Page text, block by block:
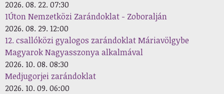
2026. 08. 22. 07:30
1Úton Nemzetközi Zarándoklat - Zoboralján
2026. 08. 29. 12:00
12. csallóközi gyalogos zarándoklat Máriavölgybe
Magyarok Nagyasszonya alkalmával
2026. 10. 08. 08:30
Medjugorjei zarándoklat
2026. 10. 09. 06:00